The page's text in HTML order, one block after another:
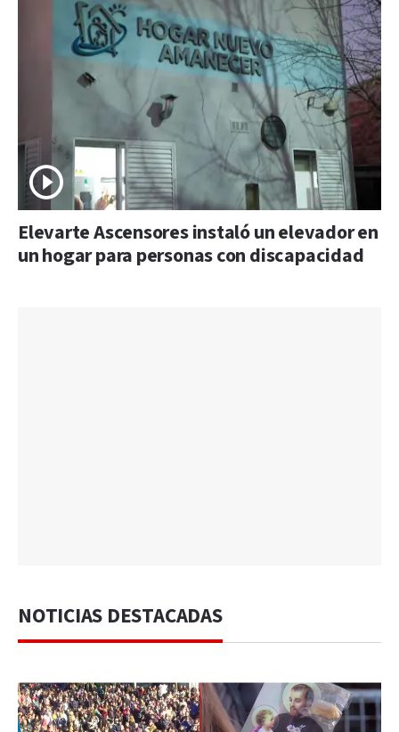
Elevarte Ascensores instaló un elevador en
un hogar para personas con discapacidad
NOTICIAS DESTACADAS